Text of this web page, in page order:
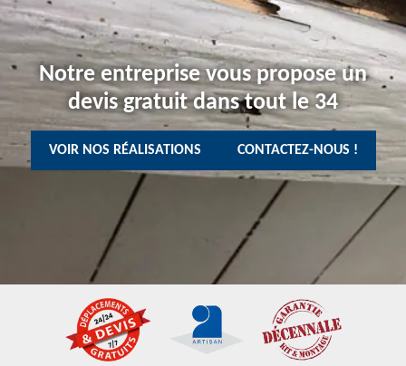
Notre entreprise vous propose un
devis gratuit dans tout le 34
VOIR NOS RÉALISATIONS CONTACTEZ-NOUS !